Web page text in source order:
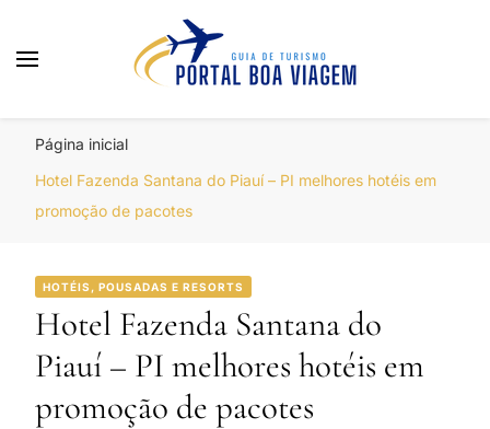
Página inicial
Hotel Fazenda Santana do Piauí – PI melhores hotéis em
promoção de pacotes
HOTÉIS, POUSADAS E RESORTS
Hotel Fazenda Santana do
Piauí – PI melhores hotéis em
promoção de pacotes